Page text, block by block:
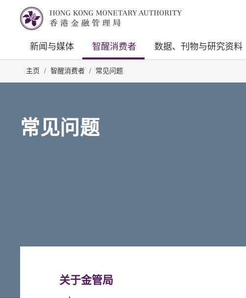
新闻与媒体 智醒消费者 数据、刊物与研究资料
主页 / 智醒消费者 / 常见问题
常见问题
关于金管局